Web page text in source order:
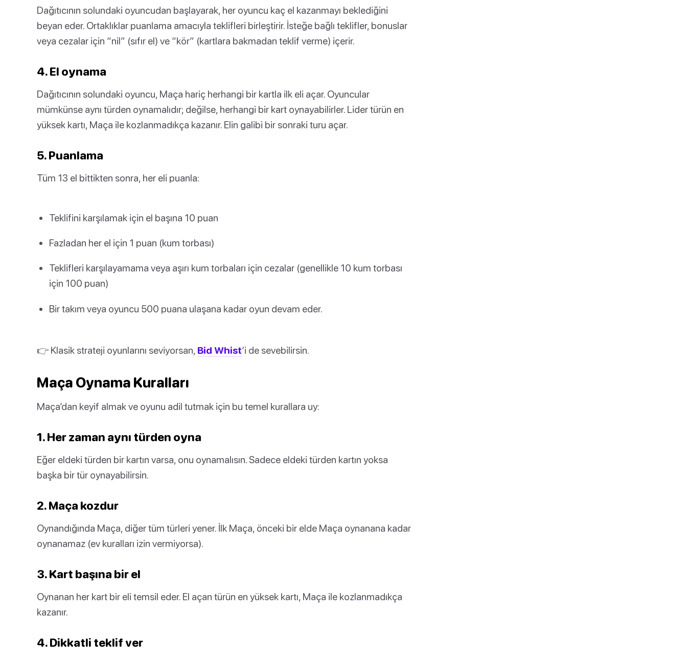
Dağıtıcının solundaki oyuncudan başlayarak, her oyuncu kaç el kazanmayı beklediğini
beyan eder. Ortaklıklar puanlama amacıyla teklifleri birleştirir. İsteğe bağlı teklifler, bonuslar
veya cezalar için “nil” (sıfır el) ve “kör” (kartlara bakmadan teklif verme) içerir.
4. El oynama
Dağıtıcının solundaki oyuncu, Maça hariç herhangi bir kartla ilk eli açar. Oyuncular
mümkünse aynı türden oynamalıdır; değilse, herhangi bir kart oynayabilirler. Lider türün en
yüksek kartı, Maça ile kozlanmadıkça kazanır. Elin galibi bir sonraki turu açar.
5. Puanlama
Tüm 13 el bittikten sonra, her eli puanla:
Teklifini karşılamak için el başına 10 puan
Fazladan her el için 1 puan (kum torbası)
Teklifleri karşılayamama veya aşırı kum torbaları için cezalar (genellikle 10 kum torbası
için 100 puan)
Bir takım veya oyuncu 500 puana ulaşana kadar oyun devam eder.
👉 Klasik strateji oyunlarını seviyorsan, Bid Whist‘i de sevebilirsin.
Maça Oynama Kuralları
Maça’dan keyif almak ve oyunu adil tutmak için bu temel kurallara uy:
1. Her zaman aynı türden oyna
Eğer eldeki türden bir kartın varsa, onu oynamalısın. Sadece eldeki türden kartın yoksa
başka bir tür oynayabilirsin.
2. Maça kozdur
Oynandığında Maça, diğer tüm türleri yener. İlk Maça, önceki bir elde Maça oynanana kadar
oynanamaz (ev kuralları izin vermiyorsa).
3. Kart başına bir el
Oynanan her kart bir eli temsil eder. El açan türün en yüksek kartı, Maça ile kozlanmadıkça
kazanır.
4. Dikkatli teklif ver